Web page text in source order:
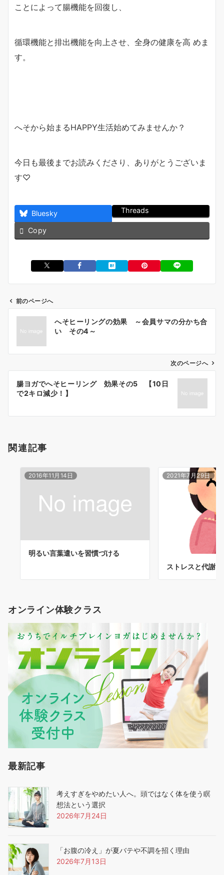
ことによって腸機能を回復し、
循環機能と排出機能を向上させ、全身の健康を高 めま
す。
へそから始まるHAPPY生活始めてみませんか？
今日も最後までお読みくださり、ありがとうございま
す♡
Bluesky Threads
Copy
ン
前のページへ
へそヒーリングの効果 ～会員サマの分かち合
い その4～
次のページへ
腸ヨガでへそヒーリング 効果その5 【10日
で2キロ減少！】
関連記事
2016年11月14日
明るい言葉遣いを習慣づける
2021年7月29日
ストレスと代謝
オンライン体験クラス
最新記事
考えすぎをやめたい人へ。頭ではなく体を使う瞑
想法という選択
2026年7月24日
「お腹の冷え」が夏バテや不調を招く理由
2026年7月13日